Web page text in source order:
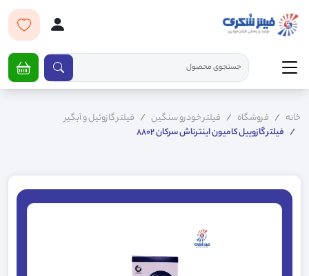
خانه فروشگاه فیلتر خودرو سنگین
فیلتر گازوئیل و آبگیر
فیلتر گازوییل کامیون اینترناش سرکان 8802